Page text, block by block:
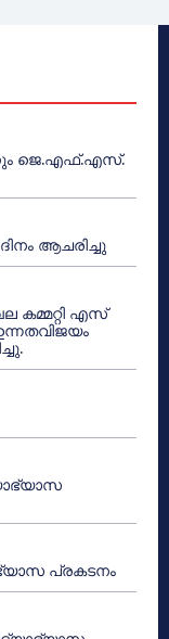
ജെ.എഫ്.എസ്.
ആചരിച്ചു
കമ്മറ്റി എസ്
പ്രകടനം